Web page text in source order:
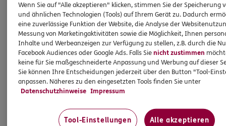
Krankenversicherung
Versicherungen für den privaten Bedarf
Versicherungen für Geschäftskunden
Hilfe & Services
Schaden melden
Wenn Sie auf "Alle akzeptieren" klicken, stimmen Sie der Speicherung
und ähnlichen Technologien (Tools) auf Ihrem Gerät zu. Dadurch
eine zuverlässige Funktion der Website, die Analyse der
Messung von Marketingaktivitäten sowie die Möglichkeit, Ihnen
Inhalte und Werbeanzeigen zur Verfügung zu stellen, z.B. durch die
Facebook Audiences oder Google Ads. Falls Sienicht zustimmen
keine für Sie maßgeschneiderte Anpassung und Werbung auf dieser
Sie können Ihre Entscheidungen jederzeit über den Button "Tool-
anpassen. Näheres zu den eingesetzten Tools finden Sie unter
Datenschutzhinweise Impressum
Tool-Einstellungen Alle akzeptieren